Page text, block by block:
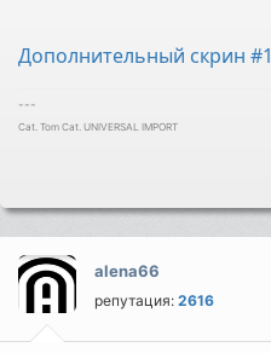
Дополнительный скрин #1
---
Cat. Tom Cat. UNIVERSAL IMPORT
alena66
репутация:2616